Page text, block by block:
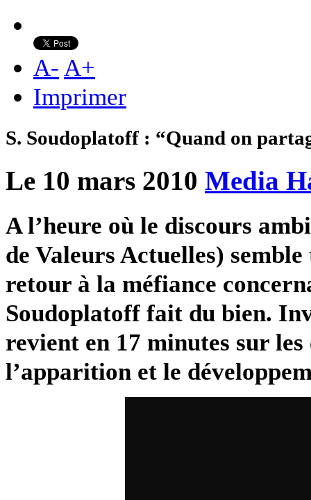
A- A+
Imprimer
S. Soudoplatoff : “Quand on
Le 10 mars 2010 Media
A l’heure où le discours
de Valeurs Actuelles)
retour à la méfiance
Soudoplatoff fait du bien.
revient en 17 minutes sur
l’apparition et le